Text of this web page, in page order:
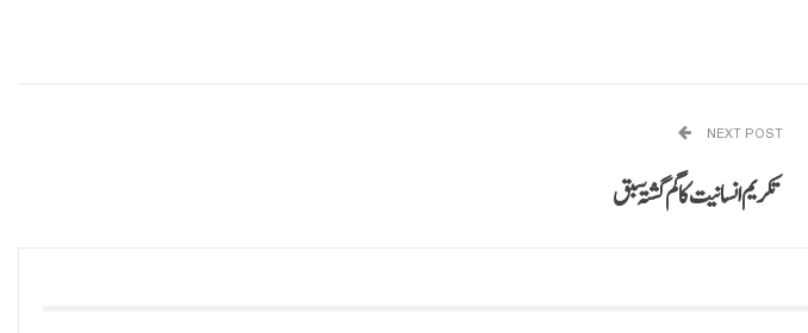
NEXT POST
تکریم انسانیت کا گم گشتہ سبق